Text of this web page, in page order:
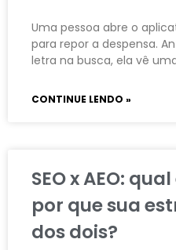
Uma pessoa abre o
para repor a despensa.
letra na busca, ela vê
CONTINUE LENDO »
SEO x AEO:
por que sua
dos dois?